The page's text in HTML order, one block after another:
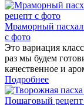
Мраморный
с фото
Это вариация
раз мы будем
качественное и
Подробнее